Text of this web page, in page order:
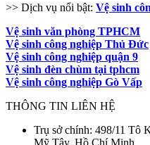
>> Dịch vụ nổi bật: Vệ sinh
Vệ sinh văn phòng TPHCM
Vệ sinh công nghiệp Thủ Đức
Vệ sinh công nghiệp quận 9
Vệ sinh đèn chùm tại tphcm
Vệ sinh công nghiệp Gò Vấp
THÔNG TIN LIÊN HỆ
Trụ sở chính: 498/11 Tô
Mỹ Tây, Hồ Chí Minh